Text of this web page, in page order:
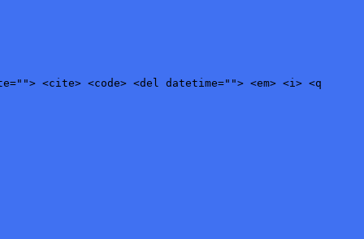
<cite> <code> <del datetime=""> <em> <i> <q